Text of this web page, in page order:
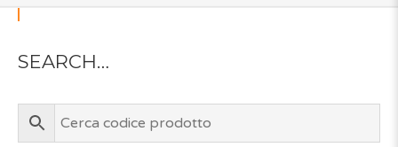
SEARCH…